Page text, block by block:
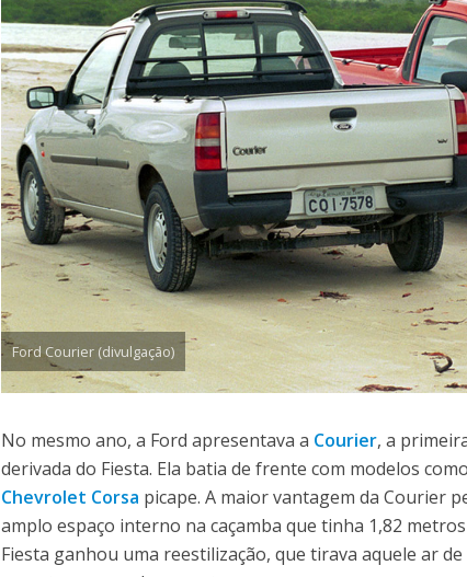
Ford Courier (divulgação)
No mesmo ano, a Ford apresentava a Courier, a
derivada do Fiesta. Ela batia de frente com modelos
Chevrolet Corsa picape. A maior vantagem da Courier
amplo espaço interno na caçamba que tinha 1,82
Fiesta ganhou uma reestilização, que tirava aquele ar